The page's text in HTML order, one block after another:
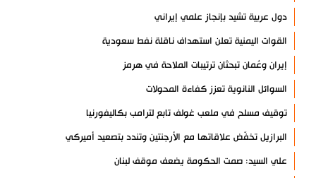
دول عربية تشيد بإنجاز علمي إيراني
القوات اليمنية تعلن استهداف ناقلة نفط سعودية
إيران وعُمان تبحثان ترتيبات الملاحة في هرمز
السوائل النانوية تعزز كفاءة المحولات
توقيف مسلح في ملعب غولف تابع لترامب بكاليفورنيا
البرازيل تخفّض علاقاتها مع الأرجنتين وتندد بتصعيد أميركي
علي السيد: صمت الحكومة يضعف موقف لبنان